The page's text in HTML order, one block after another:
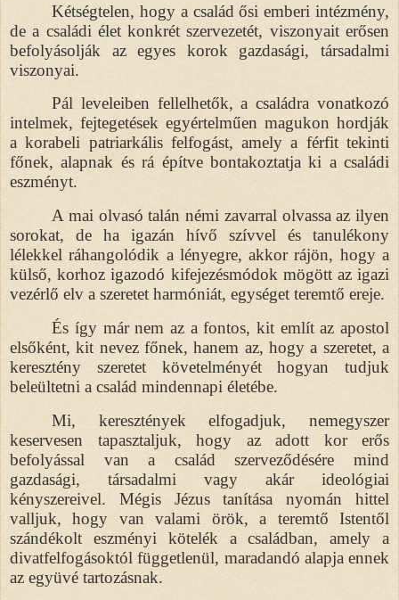
Kétségtelen, hogy a család ősi emberi intézmény,
de a családi élet konkrét szervezetét, viszonyait erősen
befolyásolják az egyes korok gazdasági, társadalmi
viszonyai.
Pál leveleiben fellelhetők, a családra vonatkozó
intelmek, fejtegetések egyértelműen magukon hordják
a korabeli patriarkális felfogást, amely a férfit tekinti
főnek, alapnak és rá építve bontakoztatja ki a családi
eszményt.
A mai olvasó talán némi zavarral olvassa az ilyen
sorokat, de ha igazán hívő szívvel és tanulékony
lélekkel ráhangolódik a lényegre, akkor rájön, hogy a
külső, korhoz igazodó kifejezésmódok mögött az igazi
vezérlő elv a szeretet harmóniát, egységet teremtő ereje.
És így már nem az a fontos, kit említ az apostol
elsőként, kit nevez főnek, hanem az, hogy a szeretet, a
keresztény szeretet követelményét hogyan tudjuk
beleültetni a család mindennapi életébe.
Mi, keresztények elfogadjuk, nemegyszer
keservesen tapasztaljuk, hogy az adott kor erős
befolyással van a család szerveződésére mind
gazdasági, társadalmi vagy akár ideológiai
kényszereivel. Mégis Jézus tanítása nyomán hittel
valljuk, hogy van valami örök, a teremtő Istentől
szándékolt eszményi kötelék a családban, amely a
divatfelfogásoktól függetlenül, maradandó alapja ennek
az együvé tartozásnak.